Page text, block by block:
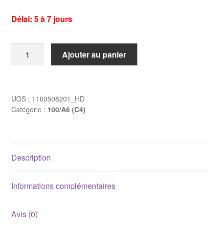
Délai: 5 à 7 jours
suspension
inférieur
100
A6
Ajouter au panier
UGS : 1160508201_HD
Catégorie : 100/A6 (C4)
Description
Informations complémentaires
Avis (0)